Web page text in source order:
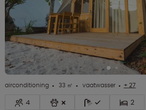
airconditioning 33 ㎡ vaatwasser + 27
4 2